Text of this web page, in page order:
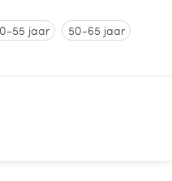
55 jaar
50-65 jaar